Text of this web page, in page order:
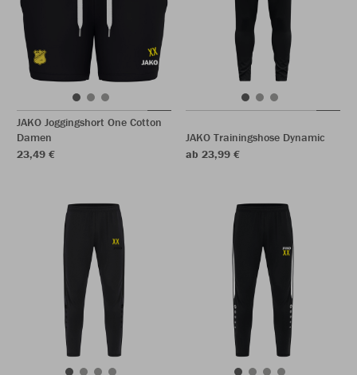
JAKO Joggingshort One Cotton
Damen
23,49 €
JAKO Trainingshose Dynamic
ab 23,99 €